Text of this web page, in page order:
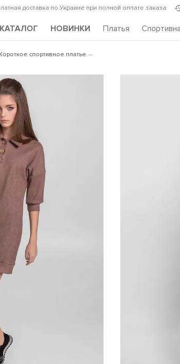
доставка по Украине при полной оплате заказа
КАТАЛОГ НОВИНКИ Платья
Короткое спортивное платье